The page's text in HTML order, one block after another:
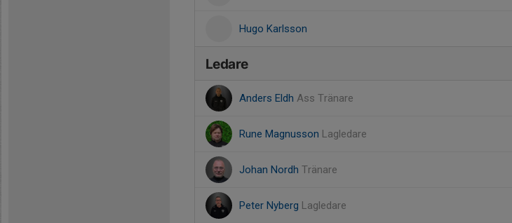
Hugo Karlsson
Ledare
Anders Eldh Ass Tränare
Rune Magnusson Lagledare
Johan Nordh Tränare
Peter Nyberg Lagledare